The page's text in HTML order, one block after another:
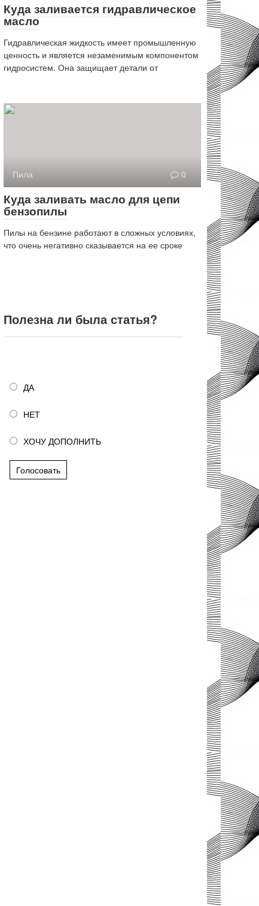
Куда заливается гидравлическое
масло
Гидравлическая жидкость имеет промышленную
ценность и является незаменимым компонентом
гидросистем. Она защищает детали от
Пила 0
Куда заливать масло для цепи
бензопилы
Пилы на бензине работают в сложных условиях,
что очень негативно сказывается на ее сроке
Полезна ли была статья?
ДА
НЕТ
ХОЧУ ДОПОЛНИТЬ
Голосовать